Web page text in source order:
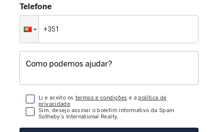
Telefone
Li e aceito os termos e condições e apolítica de
privacidade.
Sim, desejo assinar o boletim informativo da Spain
Sotheby’s International Realty.